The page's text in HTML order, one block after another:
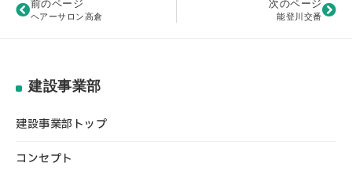
前のページ
ヘアーサロン高倉
次のページ
能登川交番
建設事業部
建設事業部トップ
コンセプト